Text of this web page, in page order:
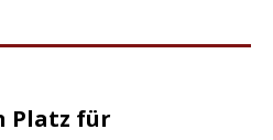
Platz für